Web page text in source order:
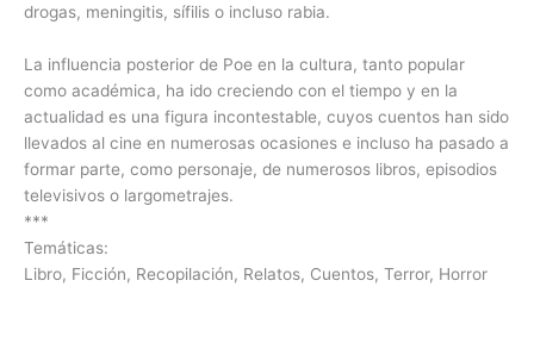
drogas, meningitis, sífilis o incluso rabia.
La influencia posterior de Poe en la cultura, tanto popular
como académica, ha ido creciendo con el tiempo y en la
actualidad es una figura incontestable, cuyos cuentos han sido
llevados al cine en numerosas ocasiones e incluso ha pasado a
formar parte, como personaje, de numerosos libros, episodios
televisivos o largometrajes.
***
Temáticas:
Libro, Ficción, Recopilación, Relatos, Cuentos, Terror, Horror